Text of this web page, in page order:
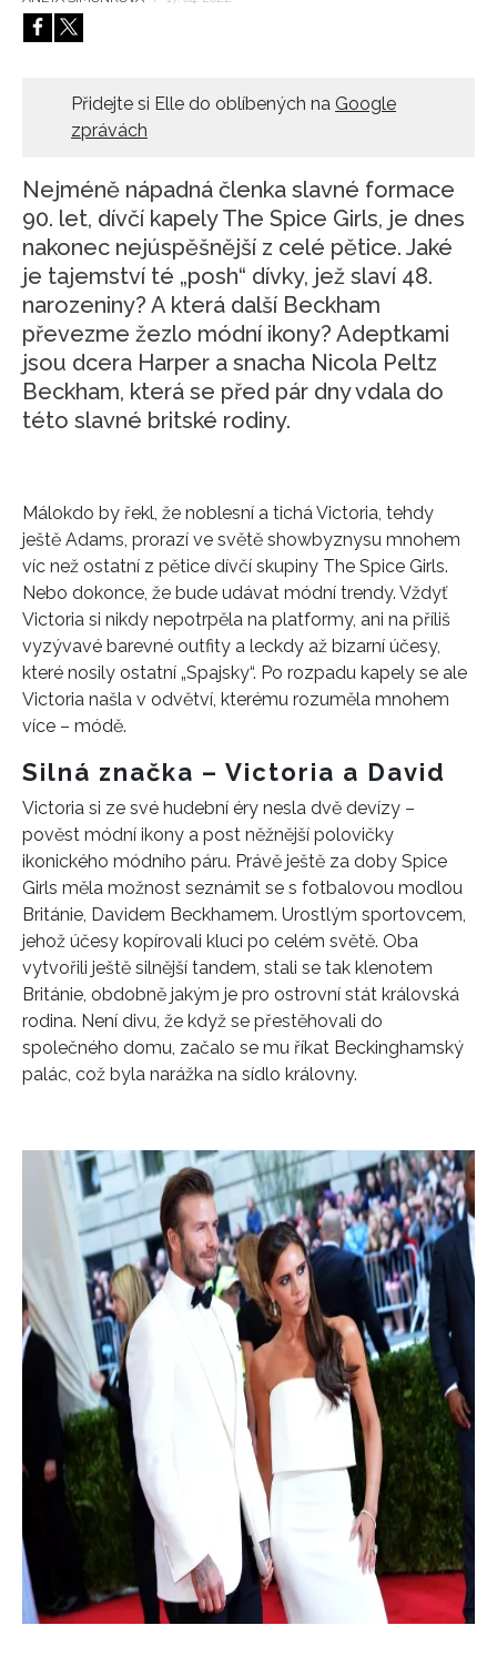
HOME
Přidejte si Elle do oblíbených na Google
zprávách
Nejméně nápadná členka slavné formace
90. let, dívčí kapely The Spice Girls, je dnes
nakonec nejúspěšnější z celé pětice. Jaké
je tajemství té „posh“ dívky, jež slaví 48.
narozeniny? A která další Beckham
převezme žezlo módní ikony? Adeptkami
jsou dcera Harper a snacha Nicola Peltz
Beckham, která se před pár dny vdala do
této slavné britské rodiny.
Málokdo by řekl, že noblesní a tichá Victoria, tehdy
ještě Adams, prorazí ve světě showbyznysu mnohem
víc než ostatní z pětice dívčí skupiny The Spice Girls.
Nebo dokonce, že bude udávat módní trendy. Vždyť
Victoria si nikdy nepotrpěla na platformy, ani na příliš
vyzývavé barevné outfity a leckdy až bizarní účesy,
které nosily ostatní „Spajsky“. Po rozpadu kapely se ale
Victoria našla v odvětví, kterému rozuměla mnohem
více – módě.
Silná značka – Victoria a David
Victoria si ze své hudební éry nesla dvě devízy –
pověst módní ikony a post něžnější polovičky
ikonického módního páru. Právě ještě za doby Spice
Girls měla možnost seznámit se s fotbalovou modlou
Británie, Davidem Beckhamem. Urostlým sportovcem,
jehož účesy kopírovali kluci po celém světě. Oba
vytvořili ještě silnější tandem, stali se tak klenotem
Británie, obdobně jakým je pro ostrovní stát královská
rodina. Není divu, že když se přestěhovali do
společného domu, začalo se mu říkat Beckinghamský
palác, což byla narážka na sídlo královny.